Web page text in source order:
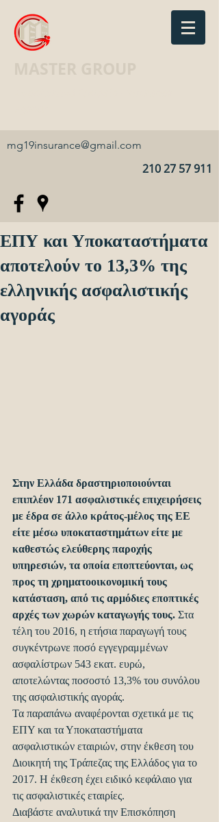
mg19insurance@gmail.com
210 27 57 911
ΕΠΥ και Υποκαταστήματα
αποτελούν το 13,3% της
ελληνικής ασφαλιστικής
αγοράς
Στην Ελλάδα δραστηριοποιούνται
επιπλέον 171 ασφαλιστικές επιχειρήσεις
με έδρα σε άλλο κράτος-μέλος της ΕΕ
είτε μέσω υποκαταστημάτων είτε με
καθεστώς ελεύθερης παροχής
υπηρεσιών, τα οποία εποπτεύονται, ως
προς τη χρηματοοικονομική τους
κατάσταση, από τις αρμόδιες εποπτικές
αρχές των χωρών καταγωγής τους. Στα
τέλη του 2016, η ετήσια παραγωγή τους
συγκέντρωνε ποσό εγγεγραμμένων
ασφαλίστρων 543 εκατ. ευρώ,
αποτελώντας ποσοστό 13,3% του συνόλου
της ασφαλιστικής αγοράς.
Τα παραπάνω αναφέρονται σχετικά με τις
ΕΠΥ και τα Υποκαταστήματα
ασφαλιστικών εταιριών, στην έκθεση του
Διοικητή της Τράπεζας της Ελλάδος για το
2017. Η έκθεση έχει ειδικό κεφάλαιο για
τις ασφαλιστικές εταιρίες.
Διαβάστε αναλυτικά την Επισκόπηση